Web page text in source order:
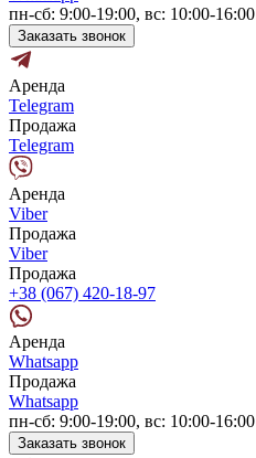
пн-сб: 9:00-19:00, вс: 10:00-16:00
Заказать звонок
Аренда
Telegram
Продажа
Telegram
Аренда
Viber
Продажа
Viber
Продажа
+38 (067) 420-18-97
Аренда
Whatsapp
Продажа
Whatsapp
пн-сб: 9:00-19:00, вс: 10:00-16:00
Заказать звонок